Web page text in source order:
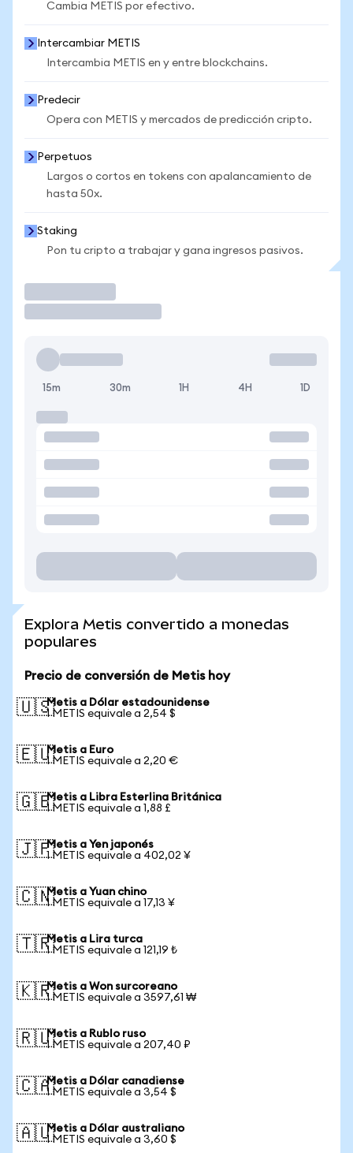
Cambia METIS por efectivo.
Intercambiar METIS
Intercambia METIS en y entre blockchains.
Predecir
Opera con METIS y mercados de predicción cripto.
Perpetuos
Largos o cortos en tokens con apalancamiento de
hasta 50x.
Staking
Pon tu cripto a trabajar y gana ingresos pasivos.
15m 30m 1H 4H 1D
Explora Metis convertido a monedas
populares
Precio de conversión de Metis hoy
🇺🇸Metis a Dólar estadounidense
1 METIS equivale a 2,54 $
🇪🇺Metis a Euro
1 METIS equivale a 2,20 €
🇬🇧Metis a Libra Esterlina Británica
1 METIS equivale a 1,88 £
🇯🇵Metis a Yen japonés
1 METIS equivale a 402,02 ¥
🇨🇳Metis a Yuan chino
1 METIS equivale a 17,13 ¥
🇹🇷Metis a Lira turca
1 METIS equivale a 121,19 ₺
🇰🇷Metis a Won surcoreano
1 METIS equivale a 3597,61 ₩
🇷🇺Metis a Rublo ruso
1 METIS equivale a 207,40 ₽
🇨🇦Metis a Dólar canadiense
1 METIS equivale a 3,54 $
🇦🇺Metis a Dólar australiano
1 METIS equivale a 3,60 $